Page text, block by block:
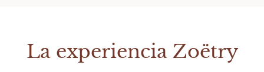
La experiencia Zoëtry